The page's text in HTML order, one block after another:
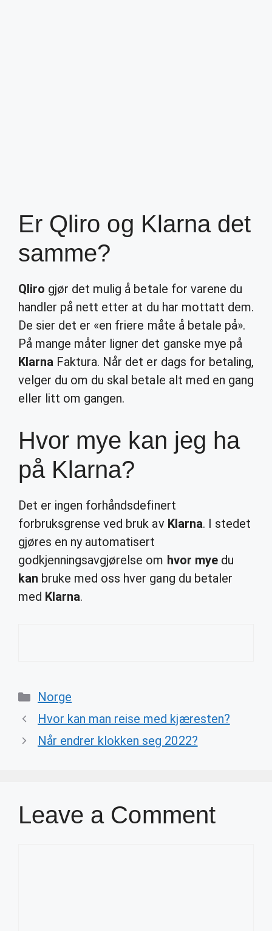
Er Qliro og Klarna det
samme?
Qliro gjør det mulig å betale for varene du
handler på nett etter at du har mottatt dem.
De sier det er «en friere måte å betale på».
På mange måter ligner det ganske mye på
Klarna Faktura. Når det er dags for betaling,
velger du om du skal betale alt med en gang
eller litt om gangen.
Hvor mye kan jeg ha
på Klarna?
Det er ingen forhåndsdefinert
forbruksgrense ved bruk av Klarna. I stedet
gjøres en ny automatisert
godkjenningsavgjørelse om hvor myedu
kan bruke med oss hver gang du betaler
med Klarna.
Categories
Norge
Hvor kan man reise med kjæresten?
Når endrer klokken seg 2022?
Leave a Comment